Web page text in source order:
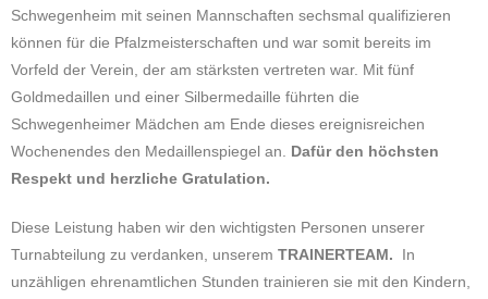
Schwegenheim mit seinen Mannschaften sechsmal qualifizieren
können für die Pfalzmeisterschaften und war somit bereits im
Vorfeld der Verein, der am stärksten vertreten war. Mit fünf
Goldmedaillen und einer Silbermedaille führten die
Schwegenheimer Mädchen am Ende dieses ereignisreichen
Wochenendes den Medaillenspiegel an. Dafür den höchsten
Respekt und herzliche Gratulation.
Diese Leistung haben wir den wichtigsten Personen unserer
Turnabteilung zu verdanken, unserem TRAINERTEAM.
In
unzähligen ehrenamtlichen Stunden trainieren sie mit den Kindern,